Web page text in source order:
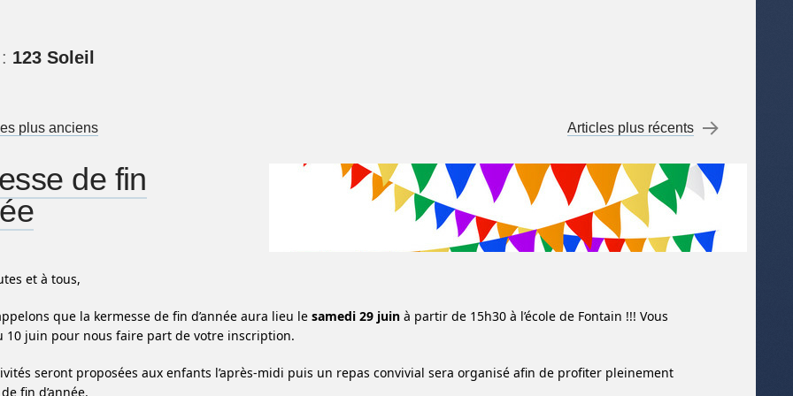
123 Soleil
de l'article
plus anciens Articles plus récents →
de fin
et à tous,
que la kermesse de fin d’année aura lieu le samedi 29 juin à partir de 15h30 à l’école de Fontain !!! Vous
10 juin pour nous faire part de votre inscription.
seront proposées aux enfants l’après-midi puis un repas convivial sera organisé afin de profiter pleinement
fin d’année.